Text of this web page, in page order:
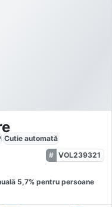
Cutie automată
VOL239321
5,7% pentru persoane